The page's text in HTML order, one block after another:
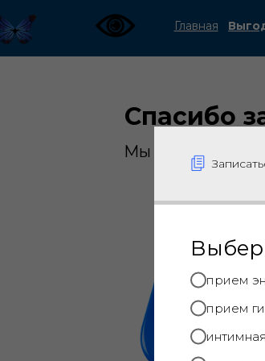
Главная
прием
прием
Спасибо
Мы свяжемся с